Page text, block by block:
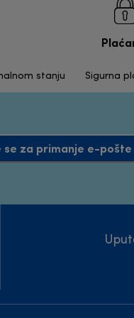
stanju Sigurna
se za primanje e-pošte